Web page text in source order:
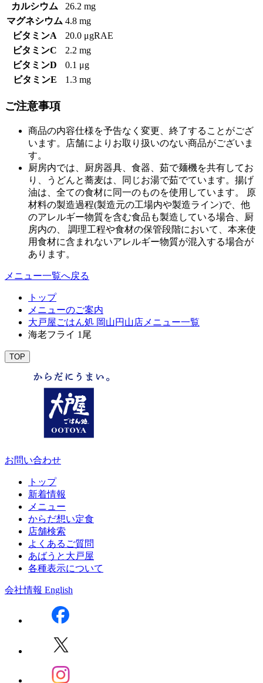
カルシウム
26.2 mg
マグネシウム 4.8 mg
ビタミンA
20.0 μgRAE
ビタミンC
2.2 mg
ビタミンD
0.1 μg
ビタミンE
1.3 mg
ご注意事項
商品の内容仕様を予告なく変更、終了することがござ
います。店舗によりお取り扱いのない商品がございま
す。
厨房内では、厨房器具、食器、茹で麺機を共有してお
り、うどんと蕎麦は、同じお湯で茹でています。揚げ
油は、全ての食材に同一のものを使用しています。 原
材料の製造過程(製造元の工場内や製造ライン)で、他
のアレルギー物質を含む食品も製造している場合、厨
房内の、 調理工程や食材の保管段階において、本来使
用食材に含まれないアレルギー物質が混入する場合が
あります。
メニュー一覧へ戻る
トップ
メニューのご案内
大戸屋ごはん処 岡山円山店メニュー一覧
海老フライ 1尾
TOP
お問い合わせ
トップ
新着情報
メニュー
からだ想い定食
店舗検索
よくあるご質問
あばうと大戸屋
各種表示について
会社情報 English